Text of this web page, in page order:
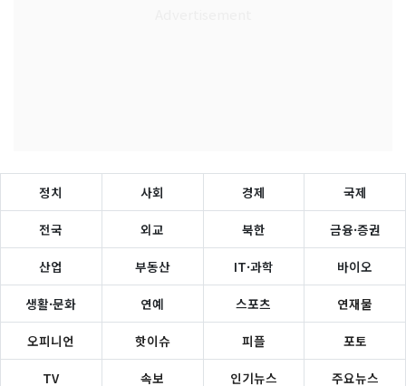
정치 사회 경제 국제
전국 외교 북한 금융·증권
산업 부동산 IT·과학 바이오
생활·문화 연예 스포츠 연재물
오피니언 핫이슈 피플 포토
TV 속보 인기뉴스 주요뉴스